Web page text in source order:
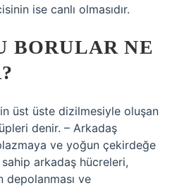
ise canlı olmasıdır.
BORULAR NE
üst üste dizilmesiyle oluşan
denir. – Arkadaş
ve yoğun çekirdeğe
arkadaş hücreleri,
ve